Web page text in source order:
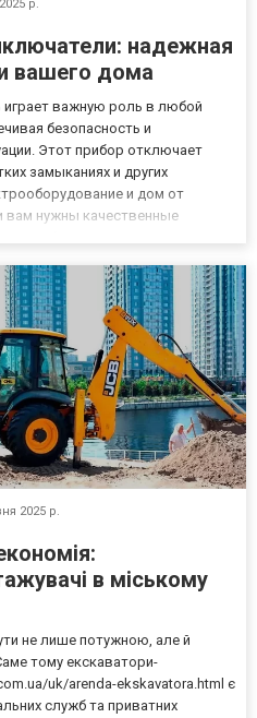
р.
надежная
вашего дома
важную роль в любой
безопасность и
Этот прибор отключает
замыканиях и других
и дом от
нужны качественные
2025 р.
в міському
не лише потужною, але й
тому екскаватори-
uk/arenda-ekskavatora.html є
служб та приватних